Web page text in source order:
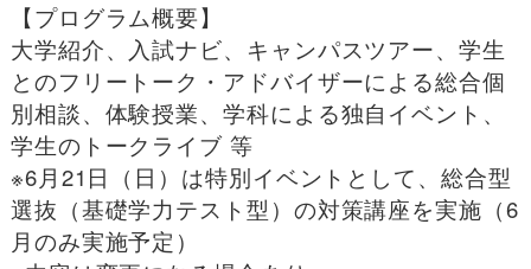
【プログラム概要】
大学紹介、入試ナビ、キャンパスツアー、学生
とのフリートーク・アドバイザーによる総合個
別相談、体験授業、学科による独自イベント、
学生のトークライブ 等
※6月21日（日）は特別イベントとして、総合型
選抜（基礎学力テスト型）の対策講座を実施（6
月のみ実施予定）